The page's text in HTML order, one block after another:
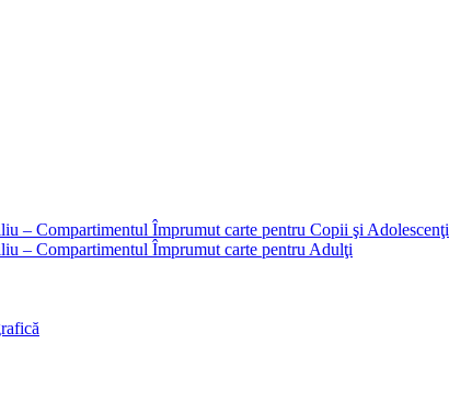
– Compartimentul Împrumut carte pentru Copii şi Adolescenţi
– Compartimentul Împrumut carte pentru Adulţi